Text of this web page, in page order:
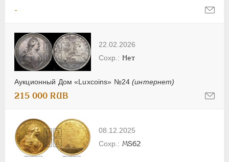
-
22.02.2026
Аукционный Дом «Luxcoins» №24(интернет)
Нет
215 000 RUB
08.12.2025
MS62